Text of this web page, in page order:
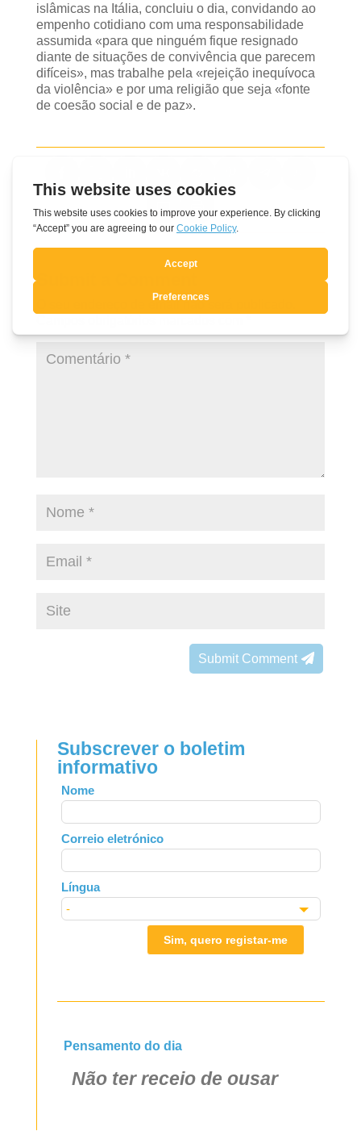
islâmicas na Itália, concluiu o dia, convidando ao
empenho cotidiano com uma responsabilidade
assumida «para que ninguém fique resignado
diante de situações de convivência que parecem
difíceis», mas trabalhe pela «rejeição inequívoca
da violência» e por uma religião que seja «fonte
de coesão social e de paz».
Submit a Comment
O seu endereço de email não será publicado.
Submit Comment
Subscrever o boletim
informativo
Leave
this
field
blank
Nome
Correio eletrónico
Língua
Sim, quero registar-me
Pensamento do dia
Não ter receio de ousar